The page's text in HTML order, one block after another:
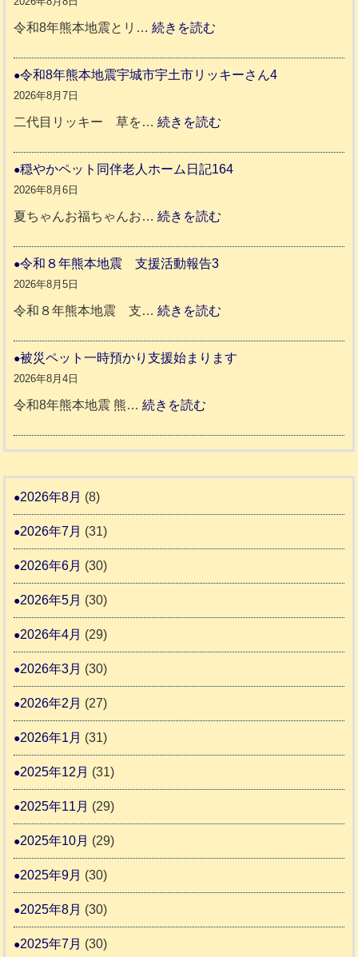
令和8年熊本地震とリ…続きを読む
和
年
本
援
市
氷
令和8年熊本地震宇城市宇土市リッキーさん4
2026年8月7日
二代目リッキー 草を…続きを読む
和
城
市
市
ッ
さ
穏やかペット同伴老人ホーム日記164
2026年8月6日
夏ちゃんお福ちゃんお…続きを読む
ト
人
記
4
令和８年熊本地震 支援活動報告3
2026年8月5日
令和８年熊本地震 支…続きを読む
和
被災ペット一時預かり支援始まります
2026年8月4日
令和8年熊本地震 熊…続きを読む
災
ト
預
支
ま
2026年8月 (8)
2026年7月 (31)
2026年6月 (30)
2026年5月 (30)
2026年4月 (29)
2026年3月 (30)
2026年2月 (27)
2026年1月 (31)
2025年12月 (31)
2025年11月 (29)
2025年10月 (29)
2025年9月 (30)
2025年8月 (30)
2025年7月 (30)